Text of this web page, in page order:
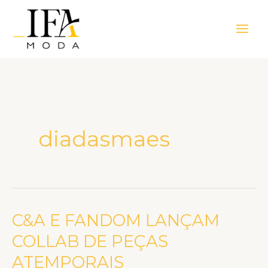
Menu
diadasmaes
C&A E FANDOM LANÇAM
COLLAB DE PEÇAS
ATEMPORAIS
C&A
E
FANDOM
LANÇAM